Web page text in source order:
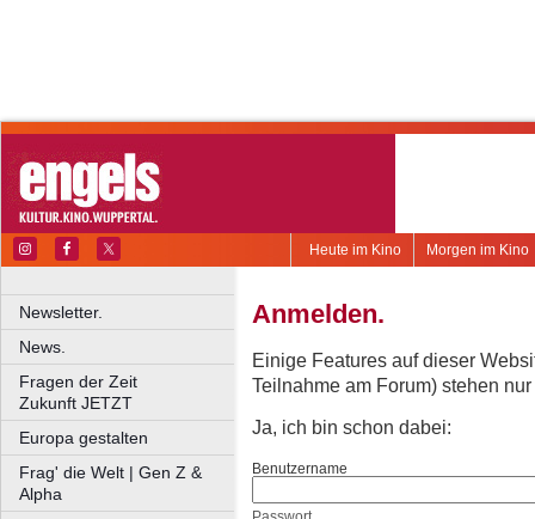
Morgen im Kino
Heute im Kino
Newsletter.
News.
Fragen der Zeit
Zukunft JETZT
Europa gestalten
Frag' die Welt | Gen Z &
Alpha
Anmelden.
Einige Features auf dieser
Teilnahme am Forum) stehen
Ja, ich bin schon dabei:
Benutzername